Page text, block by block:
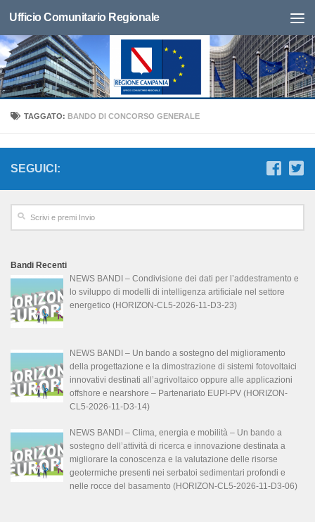
Ufficio Comunitario Regionale
TAGGATO: BANDO DI CONCORSO GENERALE
SEGUICI:
Bandi Recenti
NEWS BANDI – Condivisione dei dati per l’addestramento e
lo sviluppo di modelli di intelligenza artificiale nel settore
energetico (HORIZON-CL5-2026-11-D3-23)
NEWS BANDI – Un bando a sostegno del miglioramento
della progettazione e la dimostrazione di sistemi fotovoltaici
innovativi destinati all’agrivoltaico oppure alle applicazioni
offshore e nearshore – Partenariato EUPI-PV (HORIZON-
CL5-2026-11-D3-14)
NEWS BANDI – Clima, energia e mobilità – Un bando a
sostegno dell’attività di ricerca e innovazione destinata a
migliorare la conoscenza e la valutazione delle risorse
geotermiche presenti nei serbatoi sedimentari profondi e
nelle rocce del basamento (HORIZON-CL5-2026-11-D3-06)